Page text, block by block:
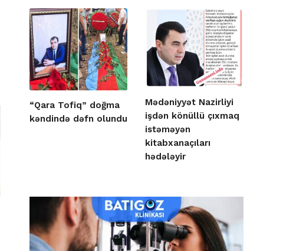
“Qara Tofiq” doğma
kəndində dəfn olundu
Mədəniyyət Nazirliyi
işdən könüllü çıxmaq
istəməyən
kitabxanaçıları
hədələyir